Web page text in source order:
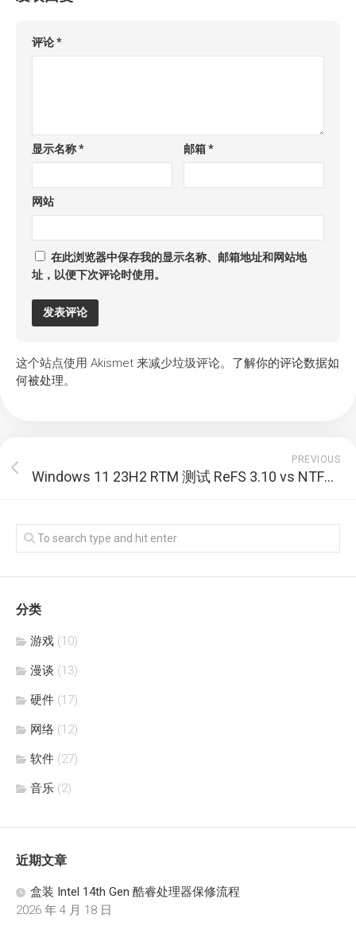
评论*
显示名称* 邮箱*
网站
在此浏览器中保存我的显示名称、邮箱地址和网站地
址，以便下次评论时使用。
这个站点使用 Akismet 来减少垃圾评论。 了解你的评论数据如
何被处理。
PREVIOUS
Windows 11 23H2 RTM 测试 ReFS 3.10 vs NTFS 3.1
分类
游戏 (10)
漫谈 (13)
硬件 (17)
网络 (12)
软件 (27)
音乐 (2)
近期文章
盒装 Intel 14th Gen 酷睿处理器保修流程
2026 年 4 月 18 日